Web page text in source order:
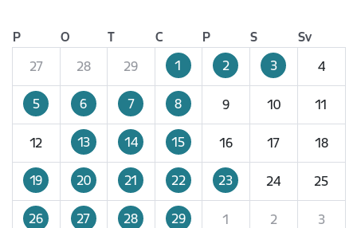
P O T C P S
Sv
27
28 29 1 2 3 4
5 6 7 8 9 10 11
12 13 14 15 16 17 18
19 20 21 22 23 24 25
26 27 28 29 1 2 3